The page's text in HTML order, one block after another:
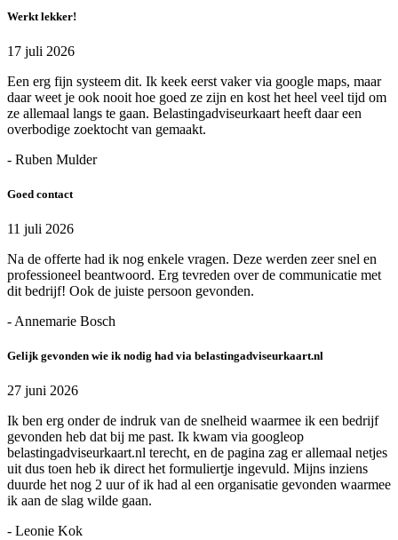
Werkt lekker!
17 juli 2026
Een erg fijn systeem dit. Ik keek eerst vaker via google maps, maar
daar weet je ook nooit hoe goed ze zijn en kost het heel veel tijd om
ze allemaal langs te gaan. Belastingadviseurkaart heeft daar een
overbodige zoektocht van gemaakt.
- Ruben Mulder
Goed contact
11 juli 2026
Na de offerte had ik nog enkele vragen. Deze werden zeer snel en
professioneel beantwoord. Erg tevreden over de communicatie met
dit bedrijf! Ook de juiste persoon gevonden.
- Annemarie Bosch
Gelijk gevonden wie ik nodig had via belastingadviseurkaart.nl
27 juni 2026
Ik ben erg onder de indruk van de snelheid waarmee ik een bedrijf
gevonden heb dat bij me past. Ik kwam via googleop
belastingadviseurkaart.nl terecht, en de pagina zag er allemaal netjes
uit dus toen heb ik direct het formuliertje ingevuld. Mijns inziens
duurde het nog 2 uur of ik had al een organisatie gevonden waarmee
ik aan de slag wilde gaan.
- Leonie Kok